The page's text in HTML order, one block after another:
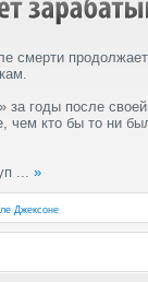
смерти продолжает
за годы после своей
чем кто бы то ни
»
Джексоне